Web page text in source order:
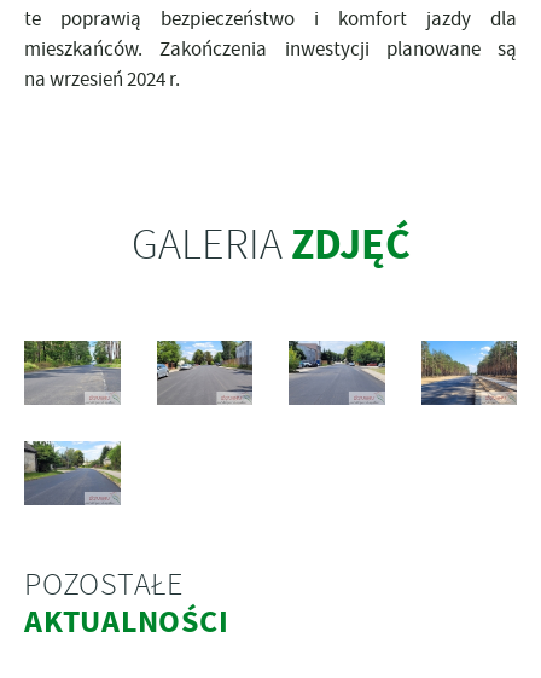
te poprawią bezpieczeństwo i komfort jazdy dla
mieszkańców. Zakończenia inwestycji planowane są
na wrzesień 2024 r.
GALERIAZDJĘĆ
POZOSTAŁE
AKTUALNOŚCI